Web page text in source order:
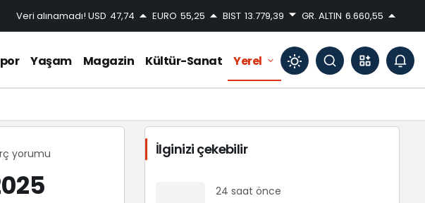
Veri alınamadı! USD 47,74 EURO 55,25 BIST 13.779,39 GR. ALTIN 6.660,55
Yaşam Magazin Kültür-Sanat Yerel
Mod
değiştir
Gündüz modunu seçin.
yorumu İlginizi çekebilir
24 saat önce